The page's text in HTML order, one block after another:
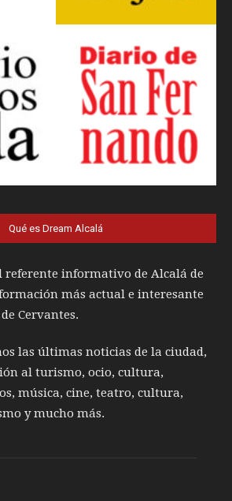
Qué es Dream Alcalá
referente informativo de Alcalá de
más actual e interesante
Cervantes.
las últimas noticias de la ciudad,
al turismo, ocio, cultura,
música, cine, teatro, cultura,
y mucho más.